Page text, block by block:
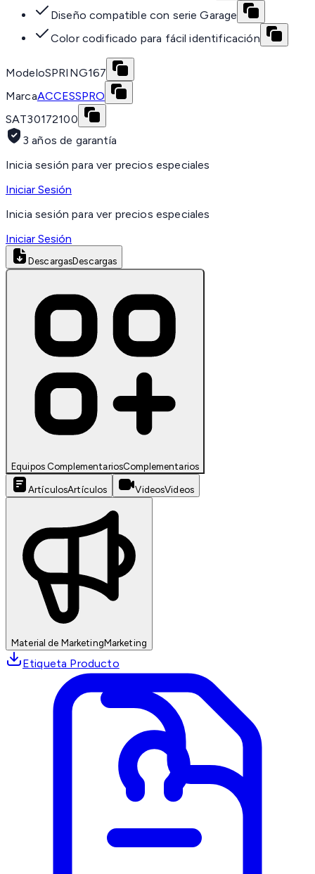
Diseño compatible con serie Garage
Color codificado para fácil identificación
ModeloSPRING167
MarcaACCESSPRO
SAT30172100
3 años de garantía
Inicia sesión para ver precios especiales
Iniciar Sesión
Inicia sesión para ver precios especiales
Iniciar Sesión
DescargasDescargas
Equipos ComplementariosComplementarios
ArtículosArtículos VideosVideos
Material de MarketingMarketing
Etiqueta Producto